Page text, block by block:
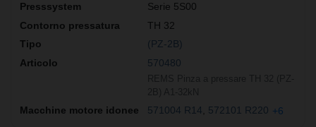
Serie 5S00
TH 32
(PZ-2B)
570480
571004 R14 572101 R220 +6